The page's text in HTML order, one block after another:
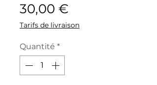
30,00 €
Tarifs de livraison
Quantité *